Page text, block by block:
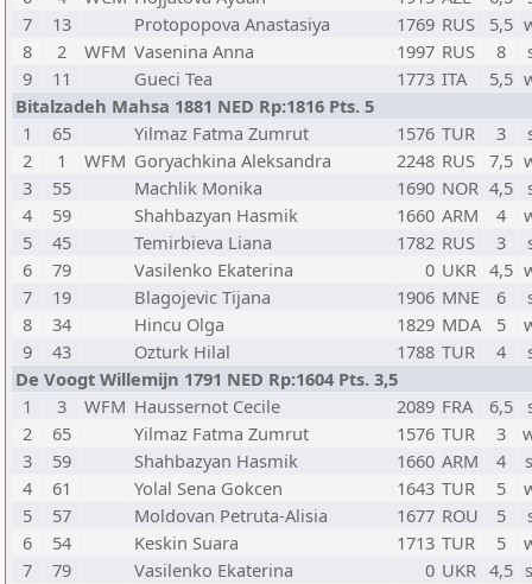
7
13 Protopopova Anastasiya 1769 RUS 5,5
8
2 WFM Vasenina Anna 1997 RUS 8
9
11 Gueci Tea 1773 ITA 5,5
Bitalzadeh Mahsa 1881 NED Rp:1816 Pts. 5
1
65 Yilmaz Fatma Zumrut 1576 TUR 3
2
1 WFM Goryachkina Aleksandra 2248 RUS 7,5
3
55 Machlik Monika 1690 NOR 4,5
4
59 Shahbazyan Hasmik 1660 ARM 4
5
45 Temirbieva Liana 1782 RUS 3
6
79 Vasilenko Ekaterina 0 UKR 4,5
7
19 Blagojevic Tijana 1906 MNE 6
8
34 Hincu Olga 1829 MDA 5
9
43 Ozturk Hilal 1788 TUR 4
De Voogt Willemijn 1791 NED Rp:1604 Pts. 3,5
1
3 WFM Haussernot Cecile 2089 FRA 6,5
2
65 Yilmaz Fatma Zumrut 1576 TUR 3
3
59 Shahbazyan Hasmik 1660 ARM 4
4
61 Yolal Sena Gokcen 1643 TUR 5
5
57 Moldovan Petruta-Alisia 1677 ROU 5
6
54 Keskin Suara 1713 TUR 5
7
79 Vasilenko Ekaterina 0 UKR 4,5